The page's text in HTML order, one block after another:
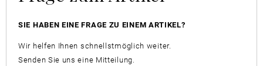
SIE HABEN EINE FRAGE ZU EINEM ARTIKEL?
Wir helfen Ihnen schnellstmöglich weiter.
Senden Sie uns eine Mitteilung.